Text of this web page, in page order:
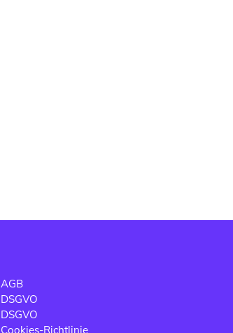
AGB
DSGVO
DSGVO
Cookies-Richtlinie